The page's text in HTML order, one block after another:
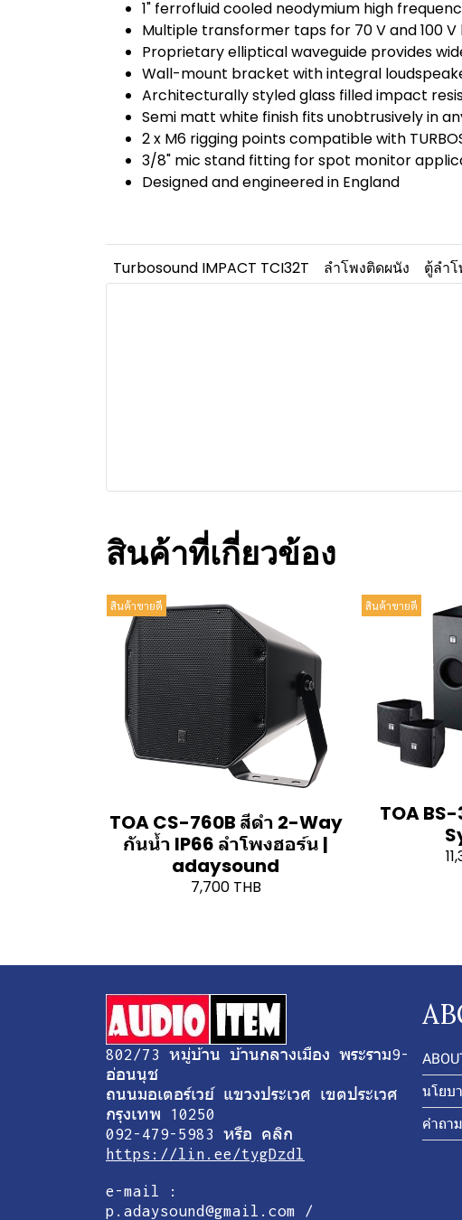
1" ferrofluid cooled neodymium high
Multiple transformer taps for 70 V and 100
Proprietary elliptical waveguide provides
Wall-mount bracket with integral
Architecturally styled glass filled impact
Semi matt white finish fits unobtrusively in
2 x M6 rigging points compatible with
3/8" mic stand fitting for spot monitor
Designed and engineered in England
Turbosound IMPACT TCI32T ลำโพงติดผนัง ตู้ลำ
สินค้าที่เกี่ยวข้อง
สินค้าขายดี
TOA CS-760B สีดำ 2-Way
กันน้ำ IP66 ลำโพงฮอร์น |
adaysound
7,700 THB
สินค้าขายดี
TOA
802/73 หมู่บ้าน บ้านกลางเมือง พระราม9-
อ่อนนุช
ถนนมอเตอร์เวย์ แขวงประเวศ เขตประเวศ
กรุงเทพ 10250
092-479-5983 หรือ คลิก
https://lin.ee/tygDzdl
e-mail :
p.adaysound@gmail.com /
นโยบ
คำถา